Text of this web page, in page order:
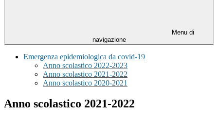
Menu di
navigazione
Emergenza epidemiologica da covid-19
Anno scolastico 2022-2023
Anno scolastico 2021-2022
Anno scolastico 2020-2021
Anno scolastico 2021-2022